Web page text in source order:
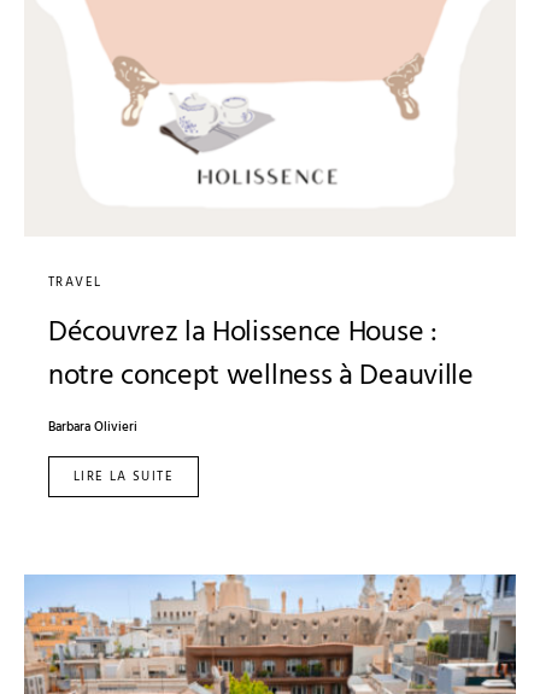
TRAVEL
Découvrez la Holissence House :
notre concept wellness à Deauville
Barbara Olivieri
LIRE LA SUITE